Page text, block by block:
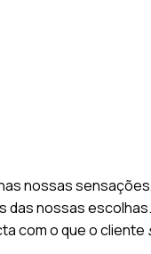
nossas
nossas
com o que o cliente